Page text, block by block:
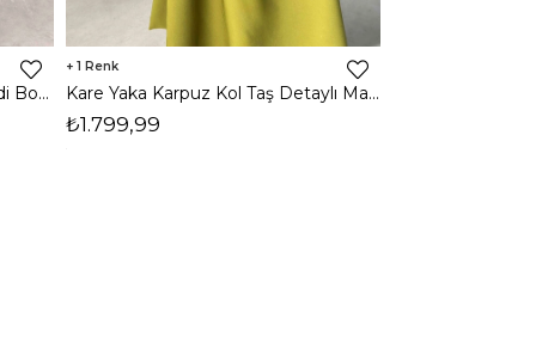
Halter Yaka Önden Yırtmaçlı Midi Boy Kahverengi Hasre Kadın Elbise 26Y502
1
Kare Yaka Karpuz Kol Taş Detaylı Maxi Yağ Yeşili Civo Kadın Elbise 206Y501
₺1.799,99